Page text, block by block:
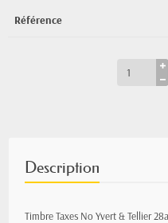
Référence
Description
Timbre Taxes No Yvert & Tellier